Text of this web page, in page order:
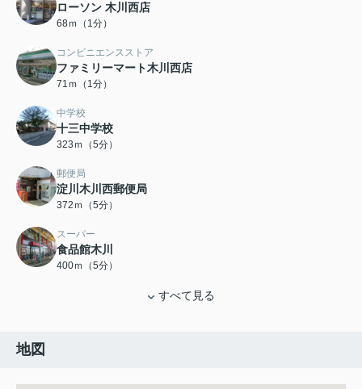
ローソン 木川西店
68ｍ（1分）
コンビニエンスストア
ファミリーマート木川西店
71ｍ（1分）
中学校
十三中学校
323ｍ（5分）
郵便局
淀川木川西郵便局
372ｍ（5分）
スーパー
食品館木川
400ｍ（5分）
すべて見る
地図